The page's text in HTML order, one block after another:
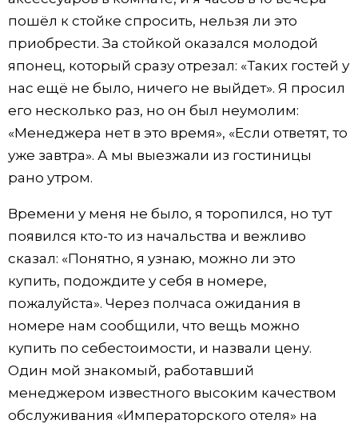
пошёл к стойке спросить, нельзя ли это
приобрести. За стойкой оказался молодой
японец, который сразу отрезал: «Таких гостей у
нас ещё не было, ничего не выйдет». Я просил
его несколько раз, но он был неумолим:
«Менеджера нет в это время», «Если ответят, то
уже завтра». А мы выезжали из гостиницы
рано утром.
Времени у меня не было, я торопился, но тут
появился кто-то из начальства и вежливо
сказал: «Понятно, я узнаю, можно ли это
купить, подождите у себя в номере,
пожалуйста». Через полчаса ожидания в
номере нам сообщили, что вещь можно
купить по себестоимости, и назвали цену.
Один мой знакомый, работавший
менеджером известного высоким качеством
обслуживания «Императорского отеля» на